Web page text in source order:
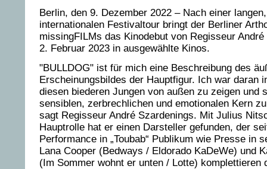
Berlin, den 9. Dezember 2022 – Nach einer
internationalen Festivaltour bringt der Berliner
missingFILMs das Kinodebut von Regisseur
2. Februar 2023 in ausgewählte Kinos.
"BULLDOG" ist für mich eine Beschreibung des
Erscheinungsbildes der Hauptfigur. Ich war daran
diesen biederen Jungen von außen zu zeigen und
sensiblen, zerbrechlichen und emotionalen Kern
sagt Regisseur André Szardenings. Mit Julius
Hauptrolle hat er einen Darsteller gefunden, der
Performance in „Toubab“ Publikum wie Presse in
Lana Cooper (Bedways / Eldorado KaDeWe) und
(Im Sommer wohnt er unten / Lotte) komplettieren